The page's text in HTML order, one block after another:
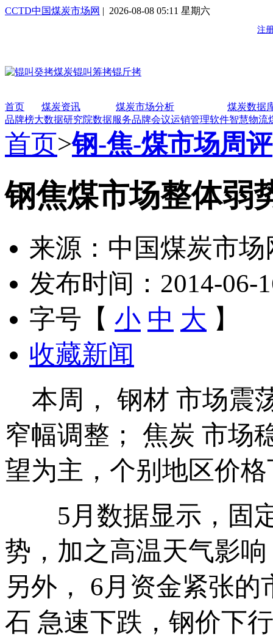
CCTD中国煤炭市场网 | 2026-08-08 05:11 星期六
首页 煤炭资讯 煤炭市场分析
煤炭数据
品牌榜大数据研究院数据服务品牌会议运销管理软件智慧物流
首页>钢-焦-煤市场周评
钢焦煤市场整体弱
来源：中国煤炭市场
发布时间：2014-06-
字号【 小 中 大 】
收藏新闻
本周， 钢材 市场震
窄幅调整； 焦炭 市场
望为主，个别地区价
5月数据显示，固定
势，加之高温天气影
另外， 6月资金紧张
石 急速下跌，钢价下